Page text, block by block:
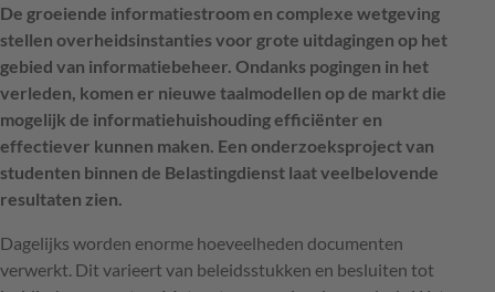
De groeiende informatiestroom en complexe wetgeving
stellen overheidsinstanties voor grote uitdagingen op het
gebied van informatiebeheer. Ondanks pogingen in het
verleden, komen er nieuwe taalmodellen op de markt die
mogelijk de informatiehuishouding efficiënter en
effectiever kunnen maken. Een onderzoeksproject van
studenten binnen de Belastingdienst laat veelbelovende
resultaten zien.
Dagelijks worden enorme hoeveelheden documenten
verwerkt. Dit varieert van beleidsstukken en besluiten tot